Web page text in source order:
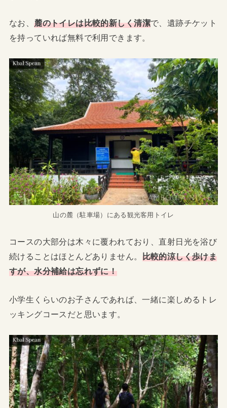
なお、麓のトイレは比較的新しく清潔で、遺跡チケット
を持っていれば無料で利用できます。
山の麓（駐車場）にある観光客用トイレ
コースの大部分は木々に覆われており、直射日光を浴び
続けることはほとんどありません。 比較的涼しく歩けま
すが、水分補給は忘れずに！
小学生くらいのお子さんであれば、一緒に楽しめるトレ
ッキングコースだと思います。